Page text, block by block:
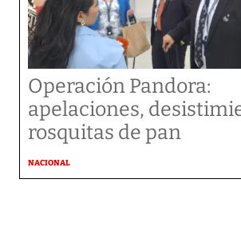
Operación Pandora:
apelaciones,
rosquitas de pan
NACIONAL